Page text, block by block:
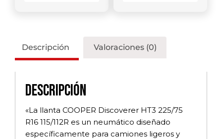
Descripción Valoraciones (0)
Descripción
«La llanta COOPER Discoverer HT3 225/75
R16 115/112R es un neumático diseñado
específicamente para camiones ligeros y